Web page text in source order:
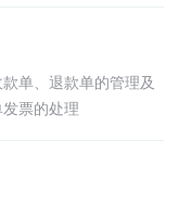
单、退款单的管理及
票的处理